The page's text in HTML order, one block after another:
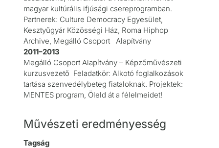
magyar kultúrális ifjúsági csereprogramban.
Partnerek: Culture Democracy Egyesület,
Kesztyűgyár Közösségi Ház, Roma Hiphop
Archive, Megálló Csoport Alapítvány
2011–2013
Megálló Csoport Alapítvány – Képzőművészeti
kurzusvezető Feladatkör: Alkotó foglalkozások
tartása szenvedélybeteg fiataloknak. Projektek:
MENTES program, Öleld át a félelmeidet!
Művészeti eredményesség
Tagság